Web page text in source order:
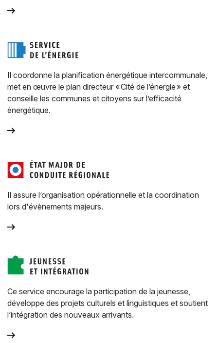
Il coordonne la planification énergétique intercommunale,
met en œuvre le plan directeur « Cité de l’énergie » et
conseille les communes et citoyens sur l’efficacité
énergétique.
Il assure l’organisation opérationnelle et la coordination
lors d'évènements majeurs.
Ce service encourage la participation de la jeunesse,
développe des projets culturels et linguistiques et soutient
l’intégration des nouveaux arrivants.